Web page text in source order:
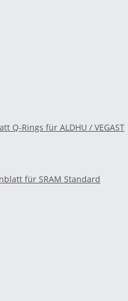
Q-Rings für ALDHU / VEGAST